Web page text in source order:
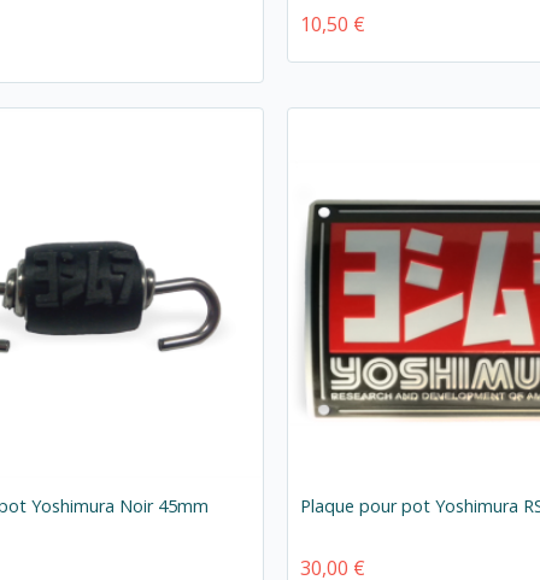
10,50 €
Yoshimura Noir 45mm Plaque pour pot Yoshimura
30,00 €